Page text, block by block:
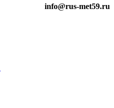
info@rus-met59.ru